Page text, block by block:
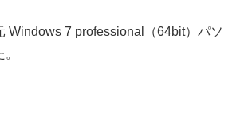
Windows 7 professional（64bit）パソ